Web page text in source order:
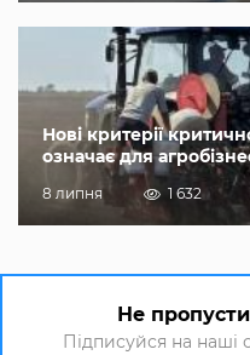
Нові критерії
означає для
8 липня 1 632
Не
Підписуйся на наші